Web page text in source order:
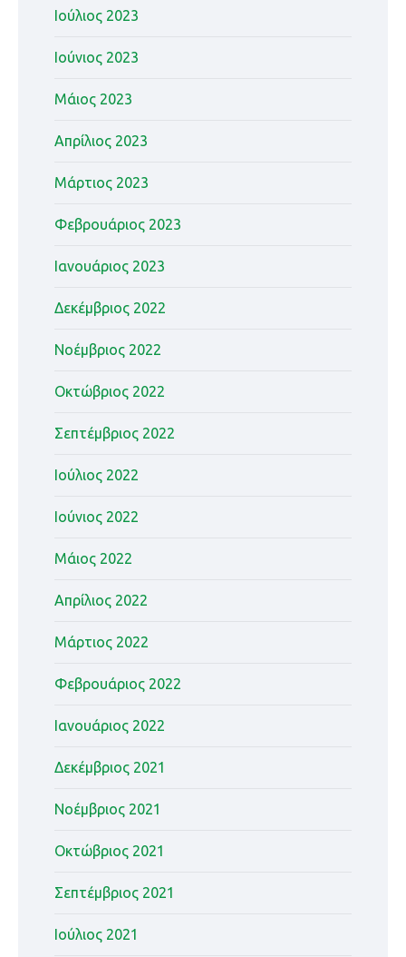
Ιούλιος 2023
Ιούνιος 2023
Μάιος 2023
Απρίλιος 2023
Μάρτιος 2023
Φεβρουάριος 2023
Ιανουάριος 2023
Δεκέμβριος 2022
Νοέμβριος 2022
Οκτώβριος 2022
Σεπτέμβριος 2022
Ιούλιος 2022
Ιούνιος 2022
Μάιος 2022
Απρίλιος 2022
Μάρτιος 2022
Φεβρουάριος 2022
Ιανουάριος 2022
Δεκέμβριος 2021
Νοέμβριος 2021
Οκτώβριος 2021
Σεπτέμβριος 2021
Ιούλιος 2021